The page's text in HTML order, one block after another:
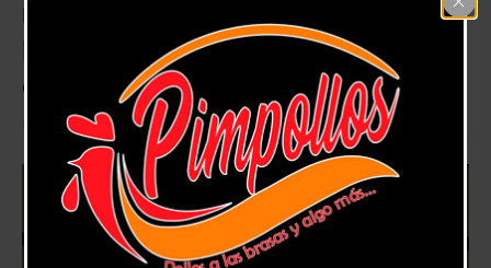
Unión la Calera regaló un triunfo a
los hinchas en el día de los
enamorados
14 febrero, 2020 Deportes